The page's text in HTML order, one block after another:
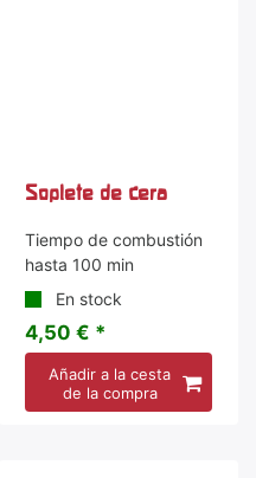
Soplete de cera
Tiempo de combustión
hasta 100 min
En stock
4,50 € *
Añadir a la cesta
de la compra